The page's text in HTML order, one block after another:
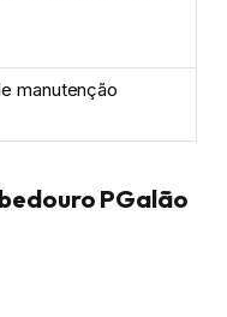
manutenção
PGalão